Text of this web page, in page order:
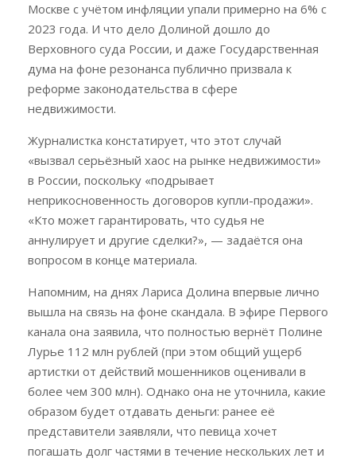
Москве с учётом инфляции упали примерно на 6% с
2023 года. И что дело Долиной дошло до
Верховного суда России, и даже Государственная
дума на фоне резонанса публично призвала к
реформе законодательства в сфере
недвижимости.
Журналистка констатирует, что этот случай
«вызвал серьёзный хаос на рынке недвижимости»
в России, поскольку «подрывает
неприкосновенность договоров купли-продажи».
«Кто может гарантировать, что судья не
аннулирует и другие сделки?», — задаётся она
вопросом в конце материала.
Напомним, на днях Лариса Долина впервые лично
вышла на связь на фоне скандала. В эфире Первого
канала она заявила, что полностью вернёт Полине
Лурье 112 млн рублей (при этом общий ущерб
артистки от действий мошенников оценивали в
более чем 300 млн). Однако она не уточнила, какие
образом будет отдавать деньги: ранее её
представители заявляли, что певица хочет
погашать долг частями в течение нескольких лет и